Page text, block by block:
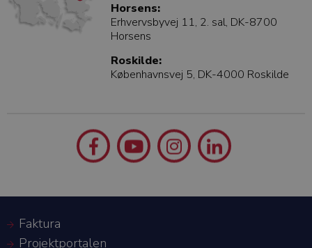
Horsens:
Erhvervsbyvej 11, 2. sal, DK-8700
Horsens
Roskilde:
Københavnsvej 5, DK-4000 Roskilde
Faktura
Projektportalen